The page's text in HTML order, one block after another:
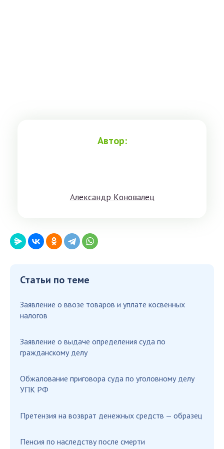
Автор:
Aлeксандр Кoнoвaлeц
Статьи по теме
Заявление о ввозе товаров и уплате косвенных
налогов
Заявление о выдаче определения суда по
гражданскому делу
Обжалование приговора суда по уголовному делу
УПК РФ
Претензия на возврат денежных средств — образец
Пенсия по наследству после смерти